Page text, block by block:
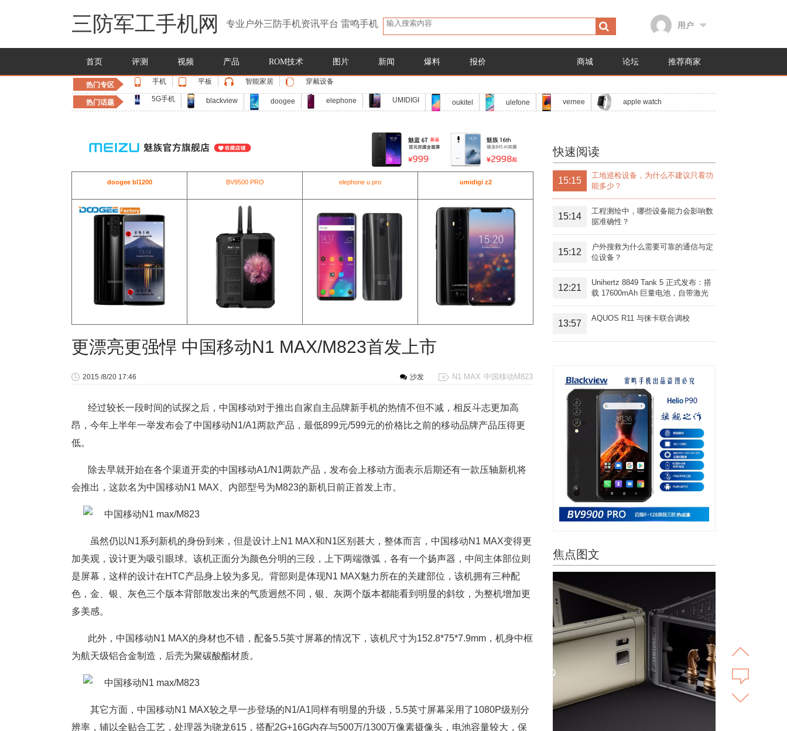
三防军工手机网 专业户外三防手机资讯平台 雷鸣手机 用户
首页 评测 视频 产品 ROM技术 图片 新闻 爆料 报价 商城 论坛 推荐商家
热门专区 手机 平板 智能家居 穿戴设备
热门话题 5G手机 blackview doogee elephone UMIDIGI oukitel ulefone vernee apple watch
doogee bl1200 BV9500 PRO elephone u pro umidigi z2
更漂亮更强悍 中国移动N1 MAX/M823首发上市
N1 MAX 中国移动M823
2015 /8/20 17:46 沙发
经过较长一段时间的试探之后，中国移动对于推出自家自主品牌新手机的热情不但不减，相反斗志更加高
昂，今年上半年一举发布会了中国移动N1/A1两款产品，最低899元/599元的价格比之前的移动品牌产品压得更
低。
除去早就开始在各个渠道开卖的中国移动A1/N1两款产品，发布会上移动方面表示后期还有一款压轴新机将
会推出，这款名为中国移动N1 MAX、内部型号为M823的新机日前正首发上市。
虽然仍以N1系列新机的身份到来，但是设计上N1 MAX和N1区别甚大，整体而言，中国移动N1 MAX变得更
加美观，设计更为吸引眼球。该机正面分为颜色分明的三段，上下两端微弧，各有一个扬声器，中间主体部位则
是屏幕，这样的设计在HTC产品身上较为多见。背部则是体现N1 MAX魅力所在的关建部位，该机拥有三种配
色，金、银、灰色三个版本背部散发出来的气质迥然不同，银、灰两个版本都能看到明显的斜纹，为整机增加更
多美感。
此外，中国移动N1 MAX的身材也不错，配备5.5英寸屏幕的情况下，该机尺寸为152.8*75*7.9mm，机身中框
为航天级铝合金制造，后壳为聚碳酸酯材质。
其它方面，中国移动N1 MAX较之早一步登场的N1/A1同样有明显的升级，5.5英寸屏幕采用了1080P级别分
辨率，辅以全贴合工艺，处理器为骁龙615，搭配2G+16G内存与500万/1300万像素摄像头，电池容量较大，保
快速阅读
15:15
工地巡检设备，为什么不建议只看功
能多少？
15:14
工程测绘中，哪些设备能力会影响数
据准确性？
15:12
户外搜救为什么需要可靠的通信与定
位设备？
12:21
Unihertz 8849 Tank 5 正式发布：搭
载 17600mAh 巨量电池，自带激光
投影旗舰三防手机
13:57
AQUOS R11 与徕卡联合调校
焦点图文